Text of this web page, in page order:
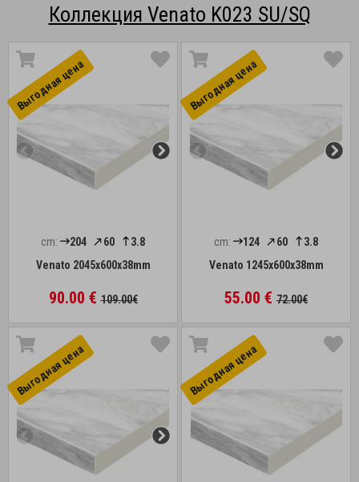
Коллекция Venato K023 SU/SQ
Выгоднaя цена
cm: 204 60
3.8
Venato 2045x600x38mm
90.00 €109.00€
Выгоднaя цена
cm: 124 60
3.8
Venato 1245x600x38mm
55.00 € 72.00€
Выгоднaя цена Выгоднaя цена